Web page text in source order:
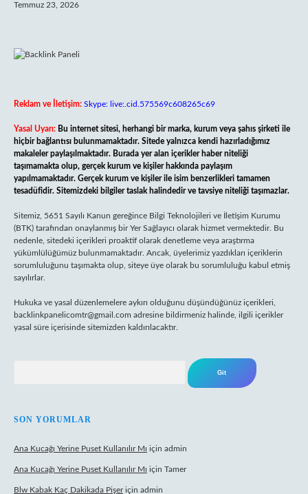
Temmuz 23, 2026
Reklam ve İletişim: Skype: live:.cid.575569c608265c69
Yasal Uyarı: Bu internet sitesi, herhangi bir marka, kurum veya şahıs şirketi ile
hiçbir bağlantısı bulunmamaktadır. Sitede yalnızca kendi hazırladığımız
makaleler paylaşılmaktadır. Burada yer alan içerikler haber niteliği
taşımamakta olup, gerçek kurum ve kişiler hakkında paylaşım
yapılmamaktadır. Gerçek kurum ve kişiler ile isim benzerlikleri tamamen
tesadüfidir. Sitemizdeki bilgiler taslak halindedir ve tavsiye niteliği taşımazlar.
Sitemiz, 5651 Sayılı Kanun gereğince Bilgi Teknolojileri ve İletişim Kurumu
(BTK) tarafından onaylanmış bir Yer Sağlayıcı olarak hizmet vermektedir. Bu
nedenle, sitedeki içerikleri proaktif olarak denetleme veya araştırma
yükümlülüğümüz bulunmamaktadır. Ancak, üyelerimiz yazdıkları içeriklerin
sorumluluğunu taşımakta olup, siteye üye olarak bu sorumluluğu kabul etmiş
sayılırlar.
Hukuka ve yasal düzenlemelere aykırı olduğunu düşündüğünüz içerikleri,
backlinkpanelicomtr@gmail.com adresine bildirmeniz halinde, ilgili içerikler
yasal süre içerisinde sitemizden kaldırılacaktır.
SON YORUMLAR
Ana Kucağı Yerine Puset Kullanılır Mı için admin
Ana Kucağı Yerine Puset Kullanılır Mı için Tamer
Blw Kabak Kaç Dakikada Pişeriçin admin